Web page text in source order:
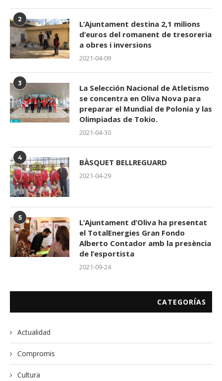
2
L’Ajuntament destina 2,1 milions
d’euros del romanent de tresoreria
a obres i inversions
2021-04-09
3
La Selección Nacional de Atletismo
se concentra en Oliva Nova para
preparar el Mundial de Polonia y las
Olimpiadas de Tokio.
2021-04-30
4 BÀSQUET BELLREGUARD
2021-04-29
5
L’Ajuntament d’Oliva ha presentat
el TotalEnergies Gran Fondo
Alberto Contador amb la presència
de l’esportista
2021-09-24
CATEGORÍAS
Actualidad
Compromis
Cultura